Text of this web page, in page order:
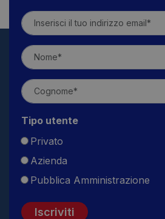
Tipo utente
Privato
Azienda
Pubblica Amministrazione
Iscriviti